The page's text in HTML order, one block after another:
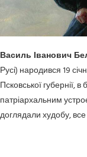
Василь Іванович
Русі) народився 19
Псковської губернії,
патріархальним
доглядали худобу,